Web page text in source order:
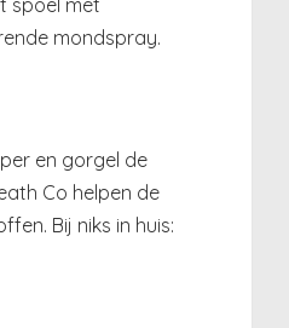
mondspray.
en gorgel de
Co helpen de
Bij niks in huis: